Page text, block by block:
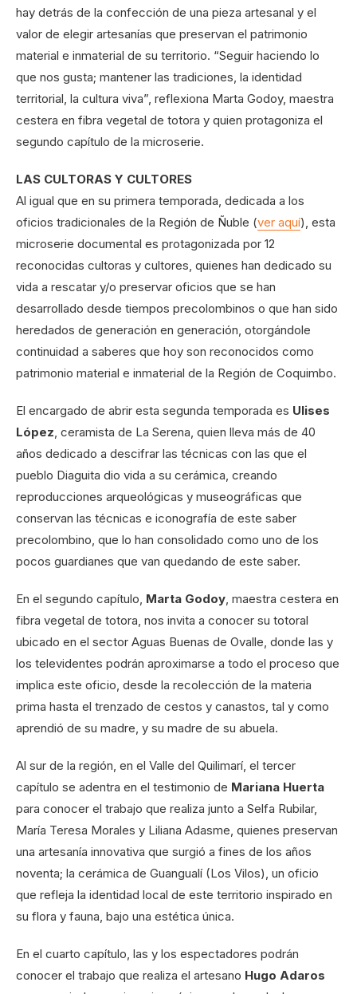
hay detrás de la confección de una pieza artesanal y el
valor de elegir artesanías que preservan el patrimonio
material e inmaterial de su territorio. “Seguir haciendo lo
que nos gusta; mantener las tradiciones, la identidad
territorial, la cultura viva”, reflexiona Marta Godoy, maestra
cestera en fibra vegetal de totora y quien protagoniza el
segundo capítulo de la microserie.
LAS CULTORAS Y CULTORES
Al igual que en su primera temporada, dedicada a los
oficios tradicionales de la Región de Ñuble (ver aquí), esta
microserie documental es protagonizada por 12
reconocidas cultoras y cultores, quienes han dedicado su
vida a rescatar y/o preservar oficios que se han
desarrollado desde tiempos precolombinos o que han sido
heredados de generación en generación, otorgándole
continuidad a saberes que hoy son reconocidos como
patrimonio material e inmaterial de la Región de Coquimbo.
El encargado de abrir esta segunda temporada es Ulises
López, ceramista de La Serena, quien lleva más de 40
años dedicado a descifrar las técnicas con las que el
pueblo Diaguita dio vida a su cerámica, creando
reproducciones arqueológicas y museográficas que
conservan las técnicas e iconografía de este saber
precolombino, que lo han consolidado como uno de los
pocos guardianes que van quedando de este saber.
En el segundo capítulo, Marta Godoy, maestra cestera en
fibra vegetal de totora, nos invita a conocer su totoral
ubicado en el sector Aguas Buenas de Ovalle, donde las y
los televidentes podrán aproximarse a todo el proceso que
implica este oficio, desde la recolección de la materia
prima hasta el trenzado de cestos y canastos, tal y como
aprendió de su madre, y su madre de su abuela.
Al sur de la región, en el Valle del Quilimarí, el tercer
capítulo se adentra en el testimonio de Mariana Huerta
para conocer el trabajo que realiza junto a Selfa Rubilar,
María Teresa Morales y Liliana Adasme, quienes preservan
una artesanía innovativa que surgió a fines de los años
noventa; la cerámica de Guangualí (Los Vilos), un oficio
que refleja la identidad local de este territorio inspirado en
su flora y fauna, bajo una estética única.
En el cuarto capítulo, las y los espectadores podrán
conocer el trabajo que realiza el artesano Hugo Adaros